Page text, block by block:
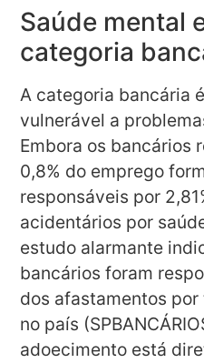
Saúde mental
categoria
A categoria bancária
vulnerável a
Embora os bancários
0,8% do emprego
responsáveis por
acidentários por
estudo alarmante
bancários foram
dos afastamentos
no país
adoecimento está